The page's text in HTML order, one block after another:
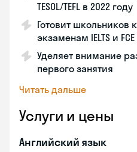
TESOL/TEFL в 2022 году
Готовит
экзаменам IELTS и FCE
Уделяет внимание
первого занятия
Читать дальше
Услуги и цены
Английский язык